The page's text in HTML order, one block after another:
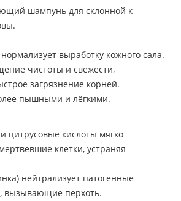
шампунь для склонной к
выработку кожного сала.
чистоты и свежести,
загрязнение корней.
пышными и лёгкими.
цитрусовые кислоты мягко
клетки, устраняя
нейтрализует патогенные
вызывающие перхоть.